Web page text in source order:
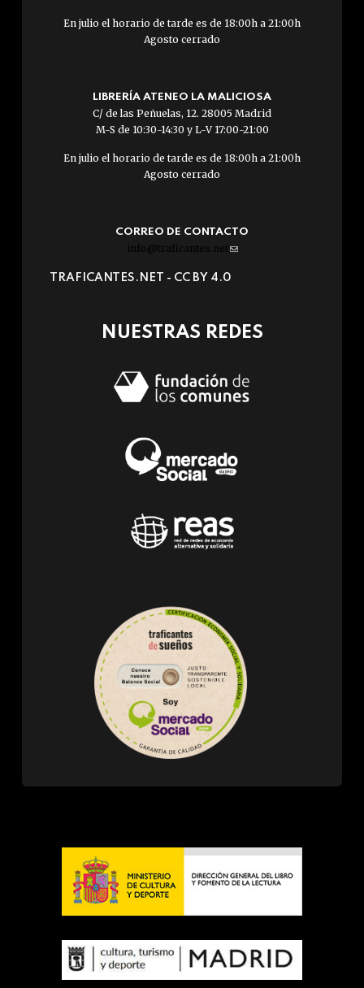
En julio el horario de tarde es de 18:00h a 21:00h
Agosto cerrado
LIBRERÍA ATENEO LA MALICIOSA
C/ de las Peñuelas, 12. 28005 Madrid
M-S de 10:30-14:30 y L-V 17:00-21:00
En julio el horario de tarde es de 18:00h a 21:00h
Agosto cerrado
CORREO DE CONTACTO
info@traficantes.net (link
e-
TRAFICANTES.NET - CC BY 4.0
NUESTRAS REDES